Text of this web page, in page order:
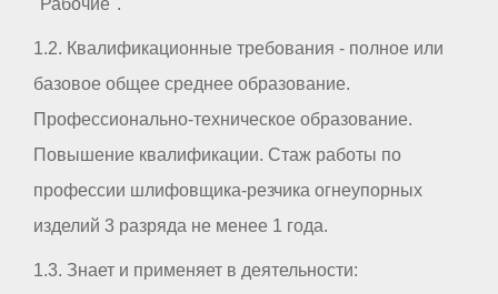
1.2. Квалификационные требования - полное или
базовое общее среднее образование.
Профессионально-техническое образование.
Повышение квалификации. Стаж работы по
профессии шлифовщика-резчика огнеупорных
изделий 3 разряда не менее 1 года.
1.3. Знает и применяет в деятельности: